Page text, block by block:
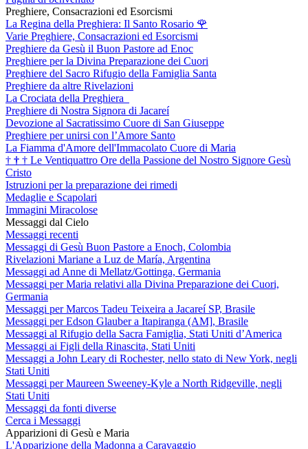
Preghiere, Consacrazioni ed Esorcismi
La Regina della Preghiera: Il Santo Rosario 🌹
Varie Preghiere, Consacrazioni ed Esorcismi
Preghiere da Gesù il Buon Pastore ad Enoc
Preghiere per la Divina Preparazione dei Cuori
Preghiere del Sacro Rifugio della Famiglia Santa
Preghiere da altre Rivelazioni
La Crociata della Preghiera
Preghiere di Nostra Signora di Jacareí
Devozione al Sacratissimo Cuore di San Giuseppe
Preghiere per unirsi con l’Amore Santo
La Fiamma d'Amore dell'Immacolato Cuore di Maria
† † † Le Ventiquattro Ore della Passione del Nostro Signore Gesù
Cristo
Istruzioni per la preparazione dei rimedi
Medaglie e Scapolari
Immagini Miracolose
Messaggi dal Cielo
Messaggi recenti
Messaggi di Gesù Buon Pastore a Enoch, Colombia
Rivelazioni Mariane a Luz de María, Argentina
Messaggi ad Anne di Mellatz/Gottinga, Germania
Messaggi per Maria relativi alla Divina Preparazione dei Cuori,
Germania
Messaggi per Marcos Tadeu Teixeira a Jacareí SP, Brasile
Messaggi per Edson Glauber a Itapiranga (AM], Brasile
Messaggi al Rifugio della Sacra Famiglia, Stati Uniti d’America
Messaggi ai Figli della Rinascita, Stati Uniti
Messaggi a John Leary di Rochester, nello stato di New York, negli
Stati Uniti
Messaggi per Maureen Sweeney-Kyle a North Ridgeville, negli
Stati Uniti
Messaggi da fonti diverse
Cerca i Messaggi
Apparizioni di Gesù e Maria
L'Apparizione della Madonna a Caravaggio